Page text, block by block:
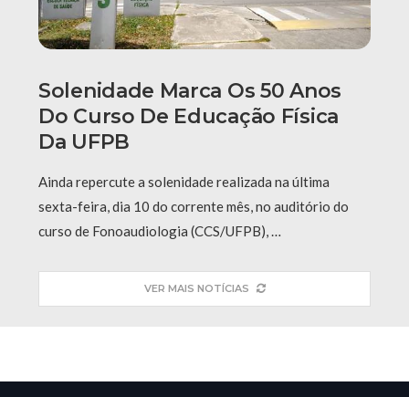
Solenidade Marca Os 50 Anos
Do Curso De Educação Física
Da UFPB
Ainda repercute a solenidade realizada na última
sexta-feira, dia 10 do corrente mês, no auditório do
curso de Fonoaudiologia (CCS/UFPB), …
VER MAIS NOTÍCIAS